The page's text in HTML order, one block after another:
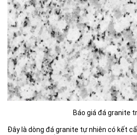
Báo giá đá granite
Đây là dòng đá granite tự nhiên có kết